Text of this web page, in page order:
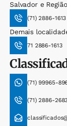
Salvador e
(71) 2886-1613
Demais
71 2886-1613
(71) 99965-
(71) 2886-